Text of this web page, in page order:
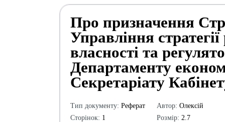
Про призначення
Управління
власності та
Департаменту
Секретаріату
Тип документу: Реферат
Сторінок: 1
Автор: Олексій
Розмір: 2.7